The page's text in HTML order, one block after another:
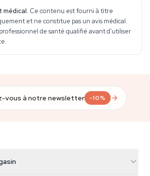
médical. Ce contenu est fourni à titre
et ne constitue pas un avis médical.
de santé qualifié avant d'utiliser
vous à notre newsletter -10%